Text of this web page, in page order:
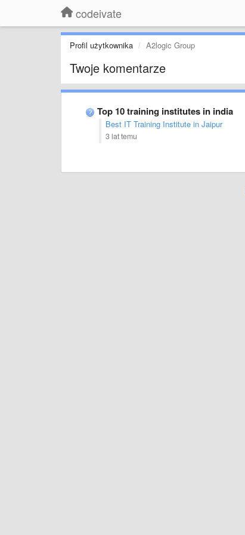
codeivate
Profil użytkownika A2logic Group
Twoje komentarze
Top 10 training institutes in india
Best IT Training Institute in Jaipur
3 lat temu